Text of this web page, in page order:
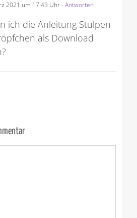
2021 um 17:43 Uhr- Antworten
ich die Anleitung Stulpen
als Download